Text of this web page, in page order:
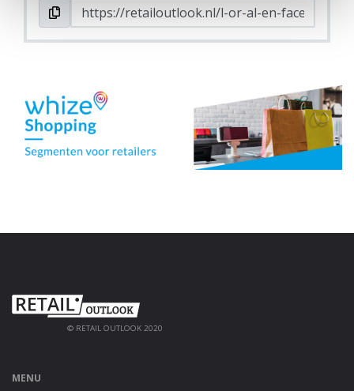
© RETAIL OUTLOOK 2020
MENU